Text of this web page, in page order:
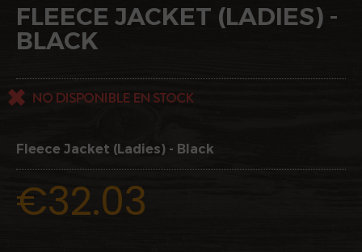
FLEECE JACKET (LADIES) -
BLACK
Fleece Jacket (Ladies) - Black
€32.03